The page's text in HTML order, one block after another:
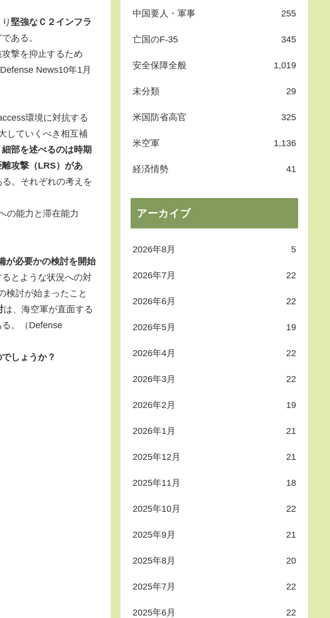
堅強なＣ２インフラ
ある。
撃を抑止するため
News10年1月
環境に対抗する
していくべき相互補
細部を述べるのは時期
攻撃（LRS）があ
。それぞれの考えを
の能力と滞在能力
が必要かの検討を開始
とような状況への対
検討が始まったこと
は、海空軍が直面する
。（Defense
しょうか？
中国要人・軍事 255
亡国のF-35 345
安全保障全般 1,019
未分類 29
米国防省高官 325
米空軍 1,136
経済情勢 41
アーカイブ
2026年8月 5
2026年7月 22
2026年6月 22
2026年5月 19
2026年4月 22
2026年3月 22
2026年2月 19
2026年1月 21
2025年12月 21
2025年11月 18
2025年10月 22
2025年9月 21
2025年8月 20
2025年7月 22
2025年6月 22